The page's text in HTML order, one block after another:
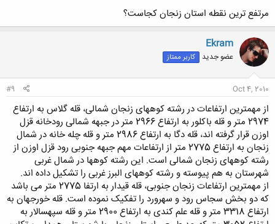
مرتفع ترین نقطه استان زنجان کجاست؟
Ekram
عضو جدید کاربر ممتاز
Oct 4, 2010
#9
از مهمترین ارتفاعات در رشته کوههای زنجان شمالی، قله گلاس به ارتفاع
2974 متر و قله باکلور به ارتفاع 2966 متر در جبهه شمالی رودخانه قزل
اوزن قرار گرفته اند، قله دگا به ارتفاع 2986 متر و قله چله خانه در شمال
زنجان به ارتفاع 2775 متر از ارتفاعات مهم جبهه جنوبی رود قزل اوزن از
رشته کوههای زنجان شمالی است. این رشته کوهها در شمال غربی
شهرستان به هم پیوسته و رشته کوههای البرز غربی را تشکیل داده اند.
از مهمترین ارتفاعات زنجان جنوبی، قله قیدار به ارتفا 2775 متر می باشد
که دو بخش سجاس رود و سهرورد را تفکیک نموده است. قله خورجهان به
ارتفاع 3318 متر و قله علم کندی به ارتفاع 2900 متر و قله سپهسالار به